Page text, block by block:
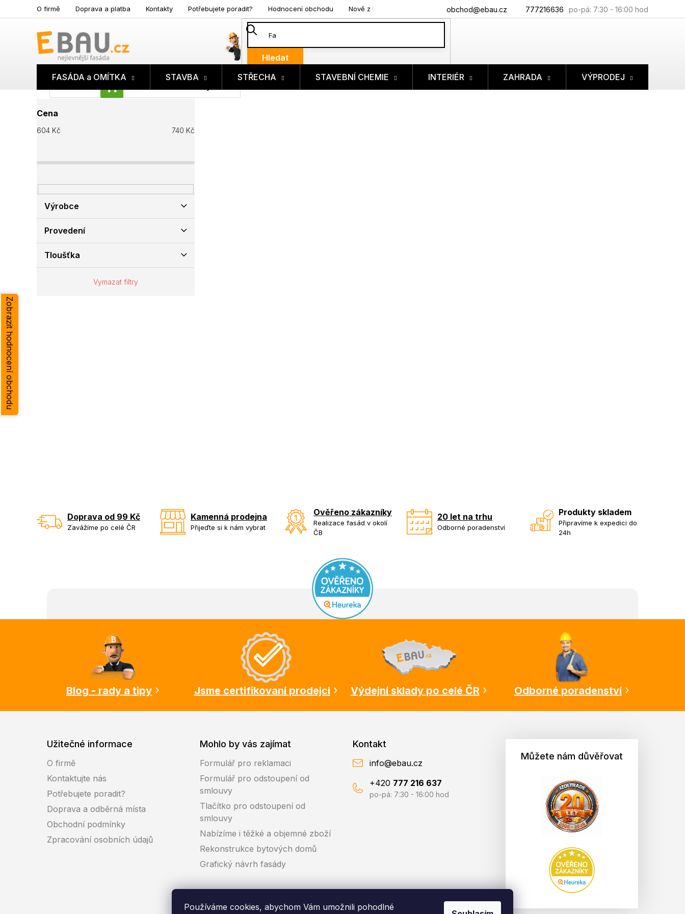
Používáme cookies, abychom Vám umožnili pohodlné
na
777216636
obchod@ebau.cz
O firmě Doprava a platba Kontakty Potřebujete poradit? Hodnocení obchodu Nově z blogu
Hledat
NÁKUPNÍ
FASÁDA a OMÍTKA STAVBA STŘECHA STAVEBNÍ CHEMIE INTERIÉR ZAHRADA VÝPRODEJ
o
s
a
n
í
a
Cena
604 Kč 740 Kč
Výrobce
Provedení
Tloušťka
Vymazat filtry
Doprava od 99 Kč
Zavážíme po celé ČR
Kamenná prodejna
Přijeďte si k nám vybrat
Ověřeno zákazníky
Realizace fasád v okolí
ČB
20 let na trhu
Odborné poradenství
Produkty skladem
Připravíme k expedici do
24h
Blog - rady a tipy
Jsme certifikovaní prodejci Výdejní sklady po celé ČR Odborné poradenství
Užitečné informace
O firmě
Kontaktujte nás
Potřebujete poradit?
Doprava a odběrná místa
Obchodní podmínky
Zpracování osobních údajů
Mohlo by vás zajímat
Formulář pro reklamaci
Formulář pro odstoupení od
smlouvy
Tlačítko pro odstoupení od
smlouvy
Nabízíme i těžké a objemné zboží
Rekonstrukce bytových domů
Grafický návrh fasády
Kontakt
info@ebau.cz
+420 777 216 637
po-pá: 7:30 - 16:00 hod
Můžete nám důvěřovat
Zobrazit hodnocení obchodu